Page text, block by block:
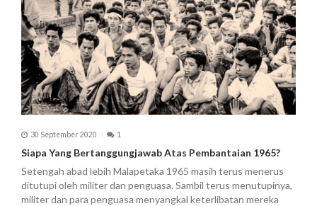
30 September 2020 1
Siapa Yang Bertanggungjawab Atas Pembantaian 1965?
Setengah abad lebih Malapetaka 1965 masih terus menerus
ditutupi oleh militer dan penguasa. Sambil terus menutupinya,
militer dan para penguasa menyangkal keterlibatan mereka